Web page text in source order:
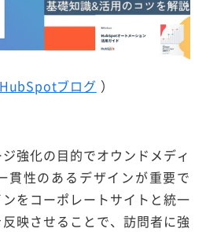
HubSpotブログ ）
強化の目的でオウンドメディ
貫性のあるデザインが重要で
をコーポレートサイトと統一
映させることで、訪問者に強